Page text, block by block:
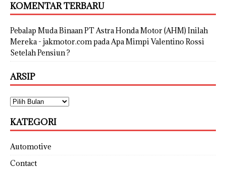
KOMENTAR TERBARU
Pebalap Muda Binaan PT Astra Honda Motor (AHM) Inilah
Mereka - jakmotor.compadaApa Mimpi Valentino Rossi
Setelah Pensiun ?
ARSIP
KATEGORI
Automotive
Contact